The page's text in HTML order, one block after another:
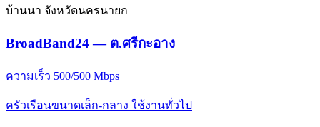
บ้านนา จังหวัดนครนายก
BroadBand24 — ต.ศรีกะอาง
ความเร็ว 500/500 Mbps
ครัวเรือนขนาดเล็ก-กลาง ใช้งานทั่วไป